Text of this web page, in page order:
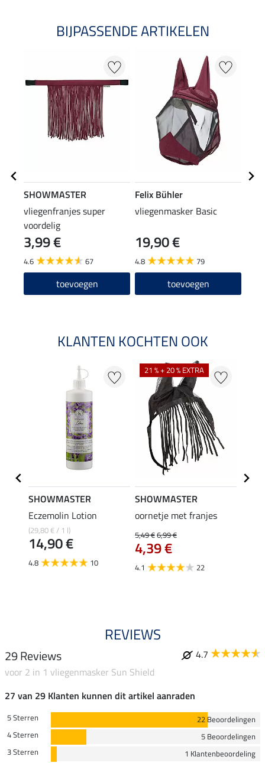
BIJPASSENDE ARTIKELEN
SHOWMASTER
vliegenfranjes super
voordelig
3,99 €
4.6 67
toevoegen
Felix Bühler
vliegenmasker Basic
19,90 €
4.8 79
toevoegen
KLANTEN KOCHTEN OOK
SHOWMASTER
Eczemolin Lotion
(29,80 € / 1 l)
14,90 €
4.8 10
21 % + 20 % EXTRA
SHOWMASTER
oornetje met franjes
5,49 €6,99 €
4,39 €
4.1 22
REVIEWS
29 Reviews
4.7
voor 2 in 1 vliegenmasker Sun Shield
27 van 29 Klanten kunnen dit artikel aanraden
5 Sterren
22 Beoordelingen
4 Sterren
5 Beoordelingen
3 Sterren
1 Klantenbeoordeling